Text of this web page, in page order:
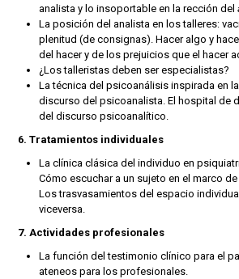
analista y lo insoportable en la rección del
La posición del analista en los talleres:
plenitud (de consignas). Hacer algo y
del hacer y de los prejuicios que el hacer
¿Los talleristas deben ser especialistas?
La técnica del psicoanálisis inspirada en
discurso del psicoanalista. El hospital de
del discurso psicoanalítico.
6. Tratamientos individuales
La clínica clásica del individuo en
Cómo escuchar a un sujeto en el marco
Los trasvasamientos del espacio
viceversa.
7. Actividades profesionales
La función del testimonio clínico para el
ateneos para los profesionales.